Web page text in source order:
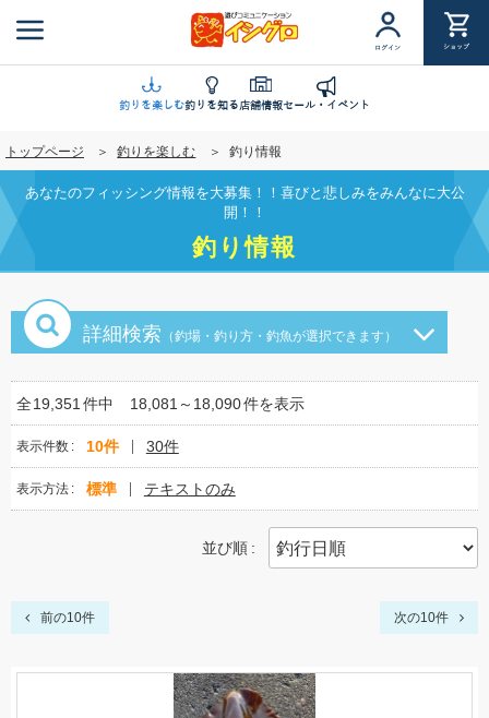
ン
に
移
動
ログイン ショップ
釣りを楽しむ釣りを知る店舗情報セール・イベント
トップページ 釣りを楽しむ 釣り情報
あなたのフィッシング情報を大募集！！喜びと悲しみをみんなに大公
開！！
釣り情報
詳細検索 （釣場・釣り方・釣魚が選択できます）
全19,351 件中 18,081～18,090件を表示
表示件数 10件 30件
表示方法 標準 テキストのみ
並び順
前の10件 次の10件